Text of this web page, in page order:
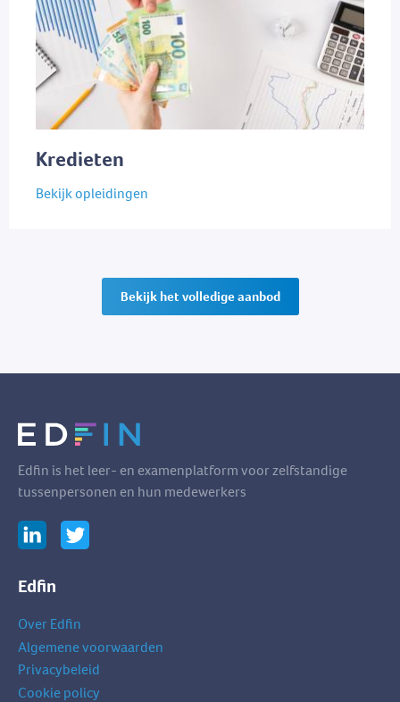
Kredieten
Bekijk opleidingen
Bekijk het volledige aanbod
Edfin is het leer- en examenplatform voor zelfstandige
tussenpersonen en hun medewerkers
Edfin
Over Edfin
Algemene voorwaarden
Privacybeleid
Cookie policy